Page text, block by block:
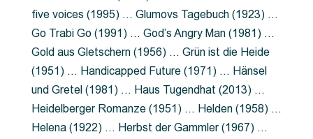
five voices (1995) … Glumovs Tagebuch (1923) …
Go Trabi Go (1991) … God’s Angry Man (1981) …
Gold aus Gletschern (1956) … Grün ist die Heide
(1951) … Handicapped Future (1971) … Hänsel
und Gretel (1981) … Haus Tugendhat (2013) …
Heidelberger Romanze (1951) … Helden (1958) …
Helena (1922) … Herbst der Gammler (1967) …